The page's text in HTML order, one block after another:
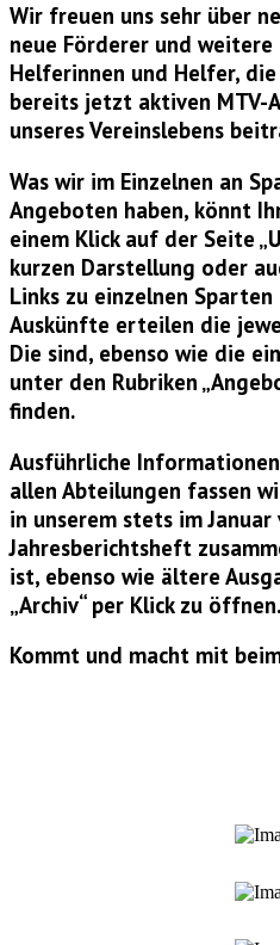
Wir freuen uns sehr über
neue Förderer und
Helferinnen und Helfer,
bereits jetzt aktiven MTV-
unseres Vereinslebens
Was wir im Einzelnen an
Angeboten haben, könnt
einem Klick auf der Seite
kurzen Darstellung oder
Links zu einzelnen Sparten
Auskünfte erteilen die
Die sind, ebenso wie die
unter den Rubriken
finden.
Ausführliche
allen Abteilungen fassen
in unserem stets im
Jahresberichtsheft
ist, ebenso wie ältere
„Archiv“ per Klick zu öffnen.
Kommt und macht mit